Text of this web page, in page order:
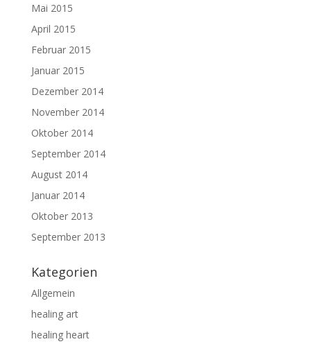
Mai 2015
April 2015
Februar 2015
Januar 2015
Dezember 2014
November 2014
Oktober 2014
September 2014
August 2014
Januar 2014
Oktober 2013
September 2013
Kategorien
Allgemein
healing art
healing heart